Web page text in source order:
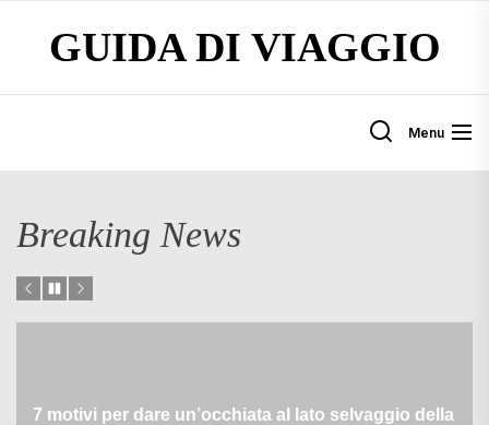
content
GUIDA DI VIAGGIO
Menu
Breaking News
7 motivi per dare un’occhiata al lato selvaggio della